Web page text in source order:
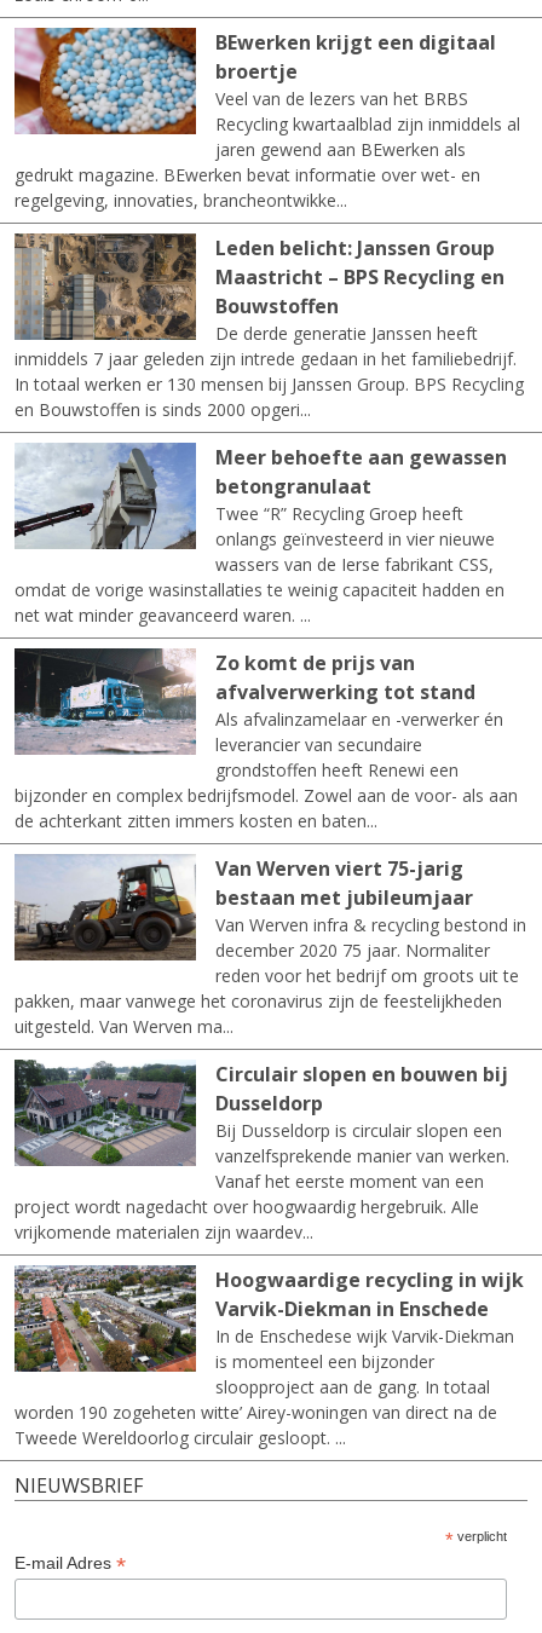
BEwerken krijgt een digitaal
broertje
Veel van de lezers van het BRBS
Recycling kwartaalblad zijn inmiddels al
jaren gewend aan BEwerken als
gedrukt magazine. BEwerken bevat informatie over wet- en
regelgeving, innovaties, brancheontwikke...
Leden belicht: Janssen Group
Maastricht – BPS Recycling en
Bouwstoffen
De derde generatie Janssen heeft
inmiddels 7 jaar geleden zijn intrede gedaan in het familiebedrijf.
In totaal werken er 130 mensen bij Janssen Group. BPS Recycling
en Bouwstoffen is sinds 2000 opgeri...
Meer behoefte aan gewassen
betongranulaat
Twee “R” Recycling Groep heeft
onlangs geïnvesteerd in vier nieuwe
wassers van de Ierse fabrikant CSS,
omdat de vorige wasinstallaties te weinig capaciteit hadden en
net wat minder geavanceerd waren. ...
Zo komt de prijs van
afvalverwerking tot stand
Als afvalinzamelaar en -verwerker én
leverancier van secundaire
grondstoffen heeft Renewi een
bijzonder en complex bedrijfsmodel. Zowel aan de voor- als aan
de achterkant zitten immers kosten en baten...
Van Werven viert 75-jarig
bestaan met jubileumjaar
Van Werven infra & recycling bestond in
december 2020 75 jaar. Normaliter
reden voor het bedrijf om groots uit te
pakken, maar vanwege het coronavirus zijn de feestelijkheden
uitgesteld. Van Werven ma...
Circulair slopen en bouwen bij
Dusseldorp
Bij Dusseldorp is circulair slopen een
vanzelfsprekende manier van werken.
Vanaf het eerste moment van een
project wordt nagedacht over hoogwaardig hergebruik. Alle
vrijkomende materialen zijn waardev...
Hoogwaardige recycling in wijk
Varvik-Diekman in Enschede
In de Enschedese wijk Varvik-Diekman
is momenteel een bijzonder
sloopproject aan de gang. In totaal
worden 190 zogeheten witte’ Airey-woningen van direct na de
Tweede Wereldoorlog circulair gesloopt. ...
NIEUWSBRIEF
* verplicht
E-mail Adres *